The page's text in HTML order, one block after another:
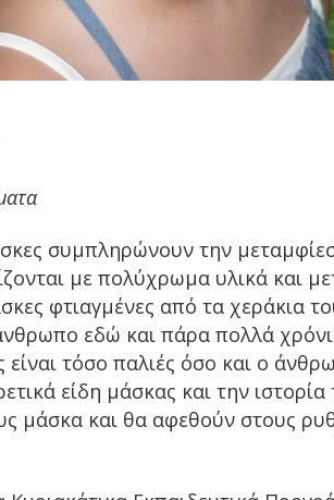
συμπληρώνουν την
με πολύχρωμα υλικά και
φτιαγμένες από τα χεράκια
εδώ και πάρα πολλά
τόσο παλιές όσο και ο
είδη μάσκας και την ιστορία
μάσκα και θα αφεθούν στους